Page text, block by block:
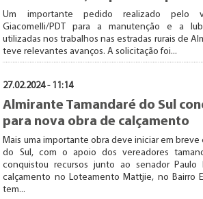
Um importante pedido realizado pelo
Giacomelli/PDT para a manutenção e a
utilizadas nos trabalhos nas estradas rurais de
teve relevantes avanços. A solicitação foi...
27.02.2024 - 11:14
Almirante Tamandaré do Sul
para nova obra de calçamento
Mais uma importante obra deve iniciar em breve
do Sul, com o apoio dos vereadores
conquistou recursos junto ao senador Paulo
calçamento no Loteamento Mattjie, no Bairro
tem...